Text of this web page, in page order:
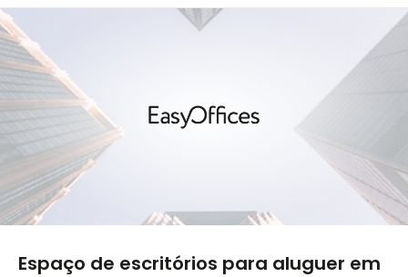
Espaço de escritórios para aluguer em